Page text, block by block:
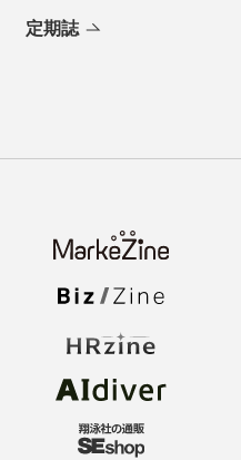
定期誌